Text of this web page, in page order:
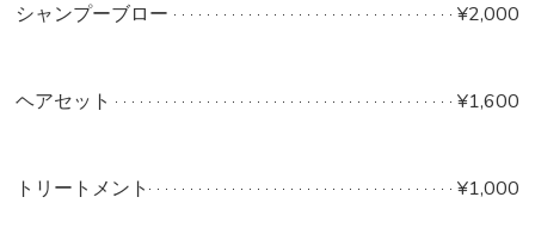
シャンプーブロー ¥2,000
ヘアセット ¥1,600
トリートメント ¥1,000